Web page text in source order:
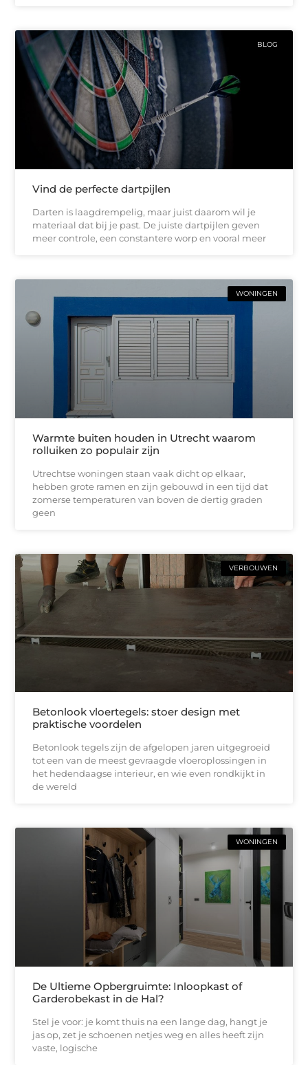
BLOG
Vind de perfecte dartpijlen
Darten is laagdrempelig, maar juist daarom wil je
materiaal dat bij je past. De juiste dartpijlen geven
meer controle, een constantere worp en vooral meer
WONINGEN
Warmte buiten houden in Utrecht waarom
rolluiken zo populair zijn
Utrechtse woningen staan vaak dicht op elkaar,
hebben grote ramen en zijn gebouwd in een tijd dat
zomerse temperaturen van boven de dertig graden
geen
VERBOUWEN
Betonlook vloertegels: stoer design met
praktische voordelen
Betonlook tegels zijn de afgelopen jaren uitgegroeid
tot een van de meest gevraagde vloeroplossingen in
het hedendaagse interieur, en wie even rondkijkt in
de wereld
WONINGEN
De Ultieme Opbergruimte: Inloopkast of
Garderobekast in de Hal?
Stel je voor: je komt thuis na een lange dag, hangt je
jas op, zet je schoenen netjes weg en alles heeft zijn
vaste, logische